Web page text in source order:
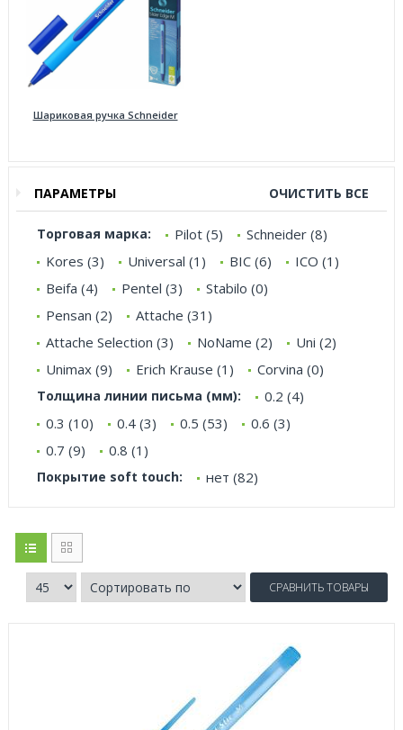
Шариковая ручка Schneider
ПАРАМЕТРЫ ОЧИСТИТЬ ВСЕ
Торговая марка: Pilot (5)
Schneider (8)
Kores (3)
Universal (1) BIC (6)
ICO (1)
Beifa (4)
Pentel (3)
Stabilo (0)
Pensan (2)
Attache (31)
Attache Selection (3)
NoName (2)
Uni (2)
Unimax (9)
Erich Krause (1) Corvina (0)
Толщина линии письма (мм):
0.2 (4)
0.3 (10)
0.4 (3) 0.5 (53)
0.6 (3)
0.7 (9)
0.8 (1)
Покрытие soft touch: нет (82)
СРАВНИТЬ ТОВАРЫ